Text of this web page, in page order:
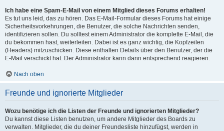
Ich habe eine Spam-E-Mail von einem Mitglied dieses Forums erhalten!
Es tut uns leid, das zu hören. Das E-Mail-Formular dieses Forums hat einige
Sicherheitsvorkehrungen, die Benutzer, die solche Nachrichten senden,
identifizieren sollen. Du solltest einem Administrator die komplette E-Mail, die
du bekommen hast, weiterleiten. Dabei ist es ganz wichtig, die Kopfzeilen
(Headers) mitzuschicken. Diese enthalten Details über den Benutzer, der die
E-Mail verschickt hat. Der Administrator kann dann entsprechend reagieren.
Nach oben
Freunde und ignorierte Mitglieder
Wozu benötige ich die Listen der Freunde und ignorierten Mitglieder?
Du kannst diese Listen benutzen, um andere Mitglieder des Boards zu
verwalten. Mitglieder, die du deiner Freundesliste hinzufügst, werden in